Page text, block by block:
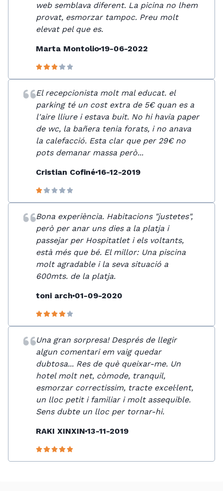
web semblava diferent. La picina no lhem
provat, esmorzar tampoc. Preu molt
elevat pel que es.
Marta Montolio 19-06-2022
El recepcionista molt mal educat. el
parking té un cost extra de 5€ quan es a
l'aire lliure i estava buit. No hi havia paper
de wc, la bañera tenia forats, i no anava
la calefacció. Esta clar que per 29€ no
pots demanar massa però...
Cristian Cofiné 16-12-2019
Bona experiència. Habitacions "justetes",
però per anar uns dies a la platja i
passejar per Hospitatlet i els voltants,
està més que bé. El millor: Una piscina
molt agradable i la seva situació a
600mts. de la platja.
toni arch 01-09-2020
Una gran sorpresa! Després de llegir
algun comentari em vaig quedar
dubtosa... Res de què queixar-me. Un
hotel molt net, còmode, tranquil,
esmorzar correctissim, tracte excel·lent,
un lloc petit i familiar i molt assequible.
Sens dubte un lloc per tornar-hi.
RAKI XINXIN 13-11-2019